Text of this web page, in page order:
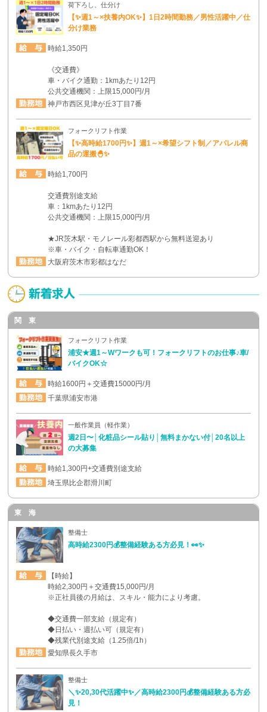
荷下ろし、仕分け
【✨週1～×扶養内OK✨】1日2時間勤務／男性活躍中／仕
分け業務
時給1,350円
《交通費》
車・バイク通勤：1kmあたり12円
公共交通機関：上限15,000円/月
神戸市西区見津が丘3丁目7番
フォークリフト作業
【✨高時給1700円✨】週1～×希望シフト制／アパレル商
品の運搬🐣✨
時給1,700円
交通費別途支給
車：1kmあたり12円
公共交通機関：上限15,000円/月
★JR茨木駅・モノレール彩都西駅から無料送迎あり
※車・バイク・自転車通勤OK！
大阪府茨木市彩都はなだ
関 東
フォークリフト作業
浦安★週1～Wワークも可！フォークリフトのお仕事♪車/
バイクOK☆
時給1600円＋交通費15000円/月
千葉県浦安市港
一般作業員（軽作業）
週2日〜│化粧品シール貼り│無料まかない付│20名以上
の大募集
時給1,300円+交通費別途支給
埼玉県比企郡滑川町
東 海
整備士
高時給2300円💰整備経験ある方必見！👀✨
【時給】
時給2,300円＋交通費15,000円/月
※正社員後の月給は、スキル・能力により考慮。
◆交通費一部支給（規定有）
◆日払い・週払い可（規定有）
◆残業代別途支給（1.25倍/1h）
愛知県長久手市
整備士
＼✨20,30代活躍中✨／高時給2300円💰整備経験ある方必
見！